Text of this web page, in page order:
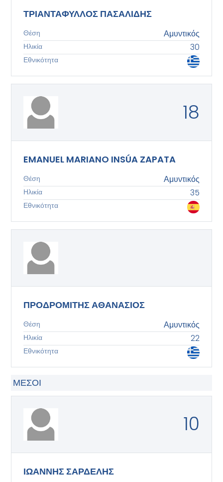
ΤΡΙΑΝΤΑΦΥΛΛΟΣ ΠΑΣΑΛΙΔΗΣ
Θέση Αμυντικός
Ηλικία 30
Εθνικότητα
18
EMANUEL MARIANO INSÚA ZAPATA
Θέση Αμυντικός
Ηλικία 35
Εθνικότητα
ΠΡΟΔΡΟΜΙΤΗΣ ΑΘΑΝΑΣΙΟΣ
Θέση Αμυντικός
Ηλικία 22
Εθνικότητα
ΜΈΣΟΙ
10
ΙΩΑΝΝΗΣ ΣΑΡΔΕΛΗΣ